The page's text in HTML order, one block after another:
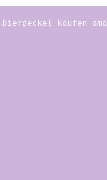
kaufen